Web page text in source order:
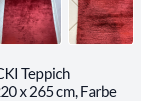
Teppich
x 265 cm, Farbe